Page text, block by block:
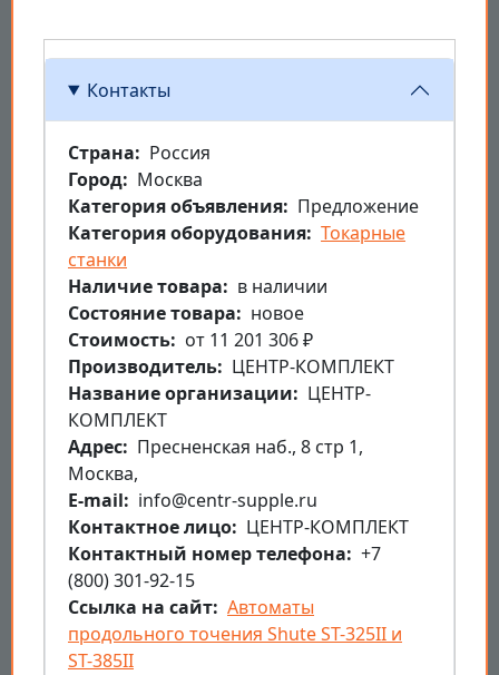
Контакты
Страна
Россия
Город
Москва
Категория объявления
Предложение
Категория оборудования Токарные
станки
Наличие товара
в наличии
Состояние товара
новое
Стоимость
от 11 201 306 ₽
Производитель
ЦЕНТР-КОМПЛЕКТ
Название организации
ЦЕНТР-
КОМПЛЕКТ
Aдрес
Пресненская наб., 8 стр 1,
Москва,
E-mail
info@centr-supple.ru
Контактное лицо
ЦЕНТР-КОМПЛЕКТ
Контактный номер телефона
+7
(800) 301-92-15
Ссылка на сайт Автоматы
продольного точения Shute ST-325II и
ST-385II